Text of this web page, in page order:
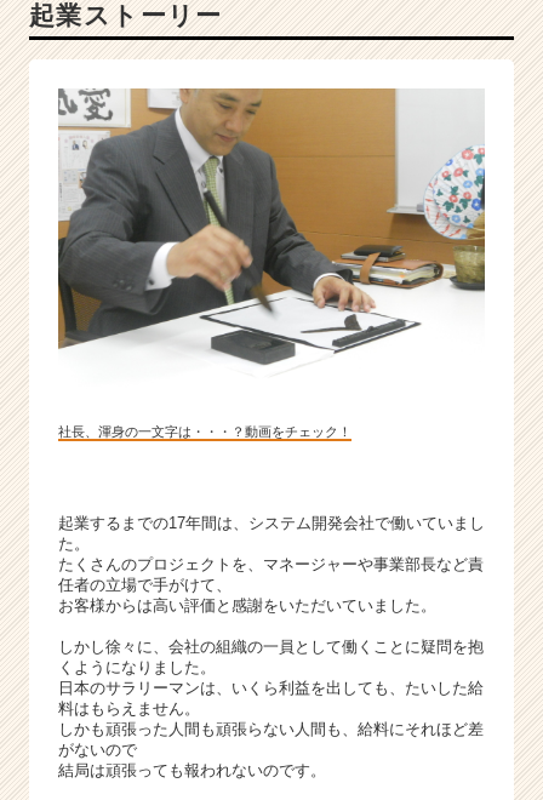
し
実
力
が
身
に
つ
き
ま
す。
ベ
ャ
企
業
か
ら
カ
ウ
が
届
起業ストーリー
社長、渾身の一文字は・・・？動画をチェック！
起業するまでの17年間は、システム開発会社で働いていまし
た。
たくさんのプロジェクトを、マネージャーや事業部長など責
任者の立場で手がけて、
お客様からは高い評価と感謝をいただいていました。
しかし徐々に、会社の組織の一員として働くことに疑問を抱
くようになりました。
日本のサラリーマンは、いくら利益を出しても、たいした給
料はもらえません。
しかも頑張った人間も頑張らない人間も、給料にそれほど差
がないので
結局は頑張っても報われないのです。